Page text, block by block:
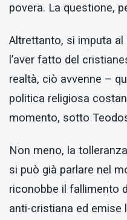
povera. La questione,
Altrettanto, si imputa
l’aver fatto del
realtà, ciò avvenne –
politica religiosa
momento, sotto
Non meno, la
si può già parlare nel
riconobbe il fallimento
anti-cristiana ed emise